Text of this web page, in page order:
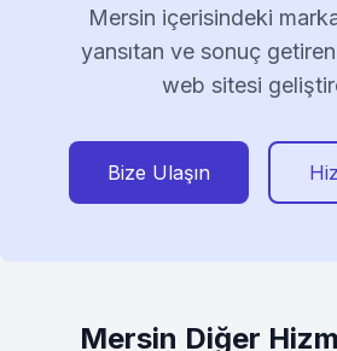
Mersin içerisindeki
yansıtan ve sonuç
web sitesi
Bize Ulaşın
Mersin Diğer